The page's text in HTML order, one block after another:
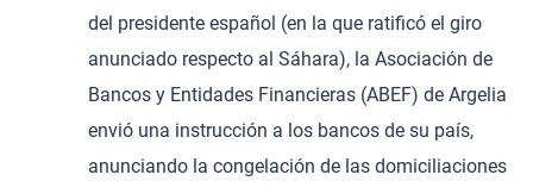
del presidente español (en la que ratificó el giro
anunciado respecto al Sáhara), la Asociación de
Bancos y Entidades Financieras (ABEF) de Argelia
envió una instrucción a los bancos de su país,
anunciando la congelación de las domiciliaciones